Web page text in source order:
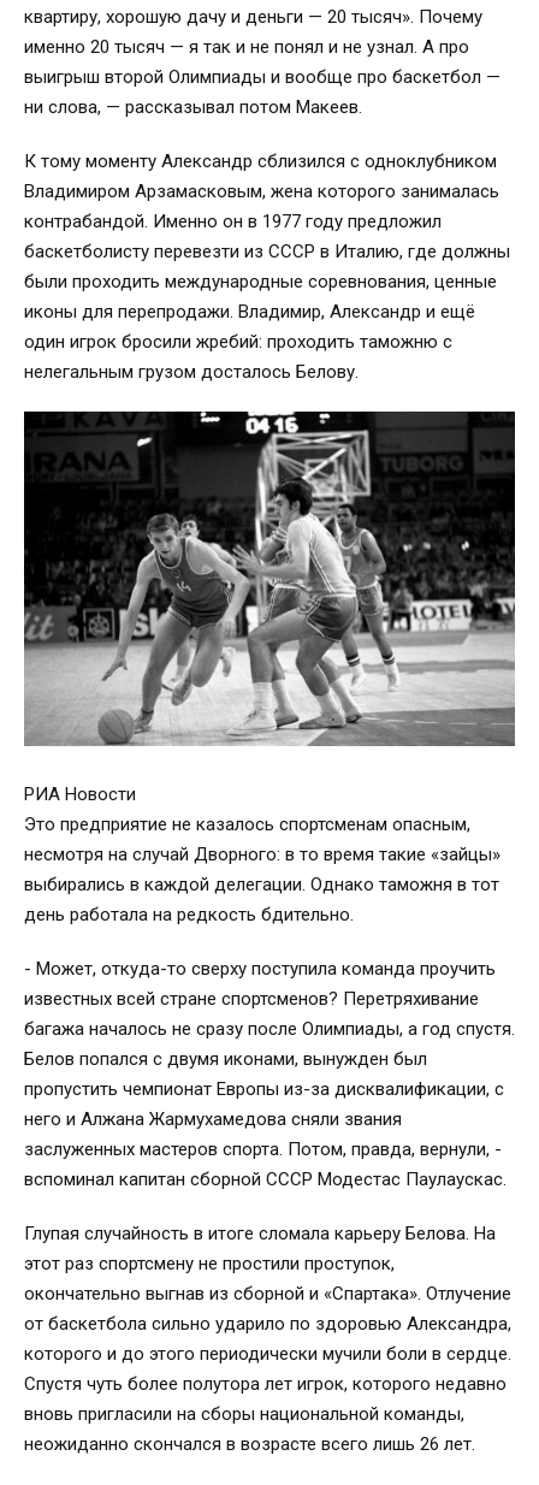
квартиру, хорошую дачу и деньги — 20 тысяч». Почему
именно 20 тысяч — я так и не понял и не узнал. А про
выигрыш второй Олимпиады и вообще про баскетбол —
ни слова, — рассказывал потом Макеев.
К тому моменту Александр сблизился с одноклубником
Владимиром Арзамасковым, жена которого занималась
контрабандой. Именно он в 1977 году предложил
баскетболисту перевезти из СССР в Италию, где должны
были проходить международные соревнования, ценные
иконы для перепродажи. Владимир, Александр и ещё
один игрок бросили жребий: проходить таможню с
нелегальным грузом досталось Белову.
РИА Новости
Это предприятие не казалось спортсменам опасным,
несмотря на случай Дворного: в то время такие «зайцы»
выбирались в каждой делегации. Однако таможня в тот
день работала на редкость бдительно.
- Может, откуда-то сверху поступила команда проучить
известных всей стране спортсменов? Перетряхивание
багажа началось не сразу после Олимпиады, а год спустя.
Белов попался с двумя иконами, вынужден был
пропустить чемпионат Европы из-за дисквалификации, с
него и Алжана Жармухамедова сняли звания
заслуженных мастеров спорта. Потом, правда, вернули, -
вспоминал капитан сборной СССР Модестас Паулаускас.
Глупая случайность в итоге сломала карьеру Белова. На
этот раз спортсмену не простили проступок,
окончательно выгнав из сборной и «Спартака». Отлучение
от баскетбола сильно ударило по здоровью Александра,
которого и до этого периодически мучили боли в сердце.
Спустя чуть более полутора лет игрок, которого недавно
вновь пригласили на сборы национальной команды,
неожиданно скончался в возрасте всего лишь 26 лет.